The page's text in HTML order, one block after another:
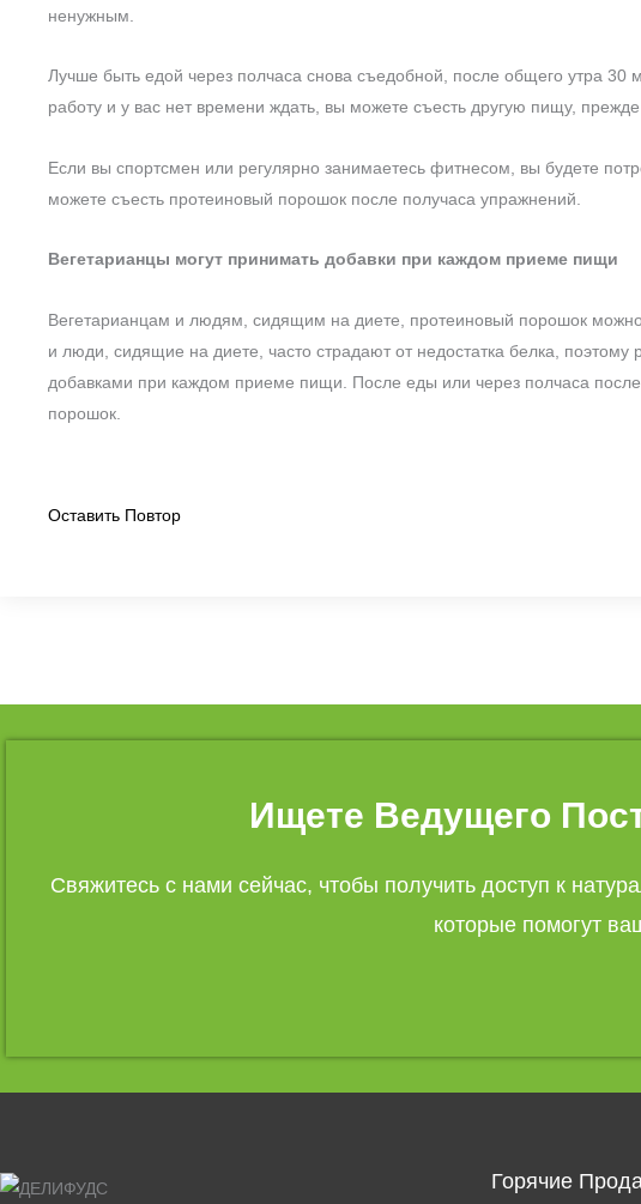
ненужным.
Лучше быть едой через полчаса снова съедобной, после общего утра
работу и у вас нет времени ждать, вы можете съесть другую пищу,
Если вы спортсмен или регулярно занимаетесь фитнесом, вы будете
можете съесть протеиновый порошок после получаса упражнений.
Вегетарианцы могут принимать добавки при каждом приеме пищи
Вегетарианцам и людям, сидящим на диете, протеиновый порошок
и люди, сидящие на диете, часто страдают от недостатка белка,
добавками при каждом приеме пищи. После еды или через полчаса
порошок.
Оставить Повтор
Ищете Ведущего
Свяжитесь с нами сейчас, чтобы получить доступ к
которые помогут
Горячие